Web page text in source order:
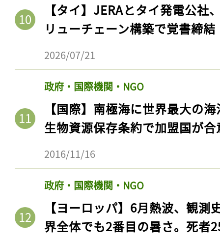
【タイ】JERAとタイ発電公社
リューチェーン構築で覚書締結
2026/07/21
政府・国際機関・NGO
【国際】南極海に世界最大の
生物資源保存条約で加盟国が合
2016/11/16
政府・国際機関・NGO
【ヨーロッパ】6月熱波、観
界全体でも2番目の暑さ。死者